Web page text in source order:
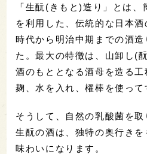
「生酛(きもと)造り」とは
を利用した、伝統的な日本
時代から明治中期までの酒
た。最大の特徴は、山卸し(
酒のもととなる酒母を造る
麹、水を入れ、櫂棒を使って
そうして、自然の乳酸菌を
生酛の酒は、独特の奥行き
味わいになります。